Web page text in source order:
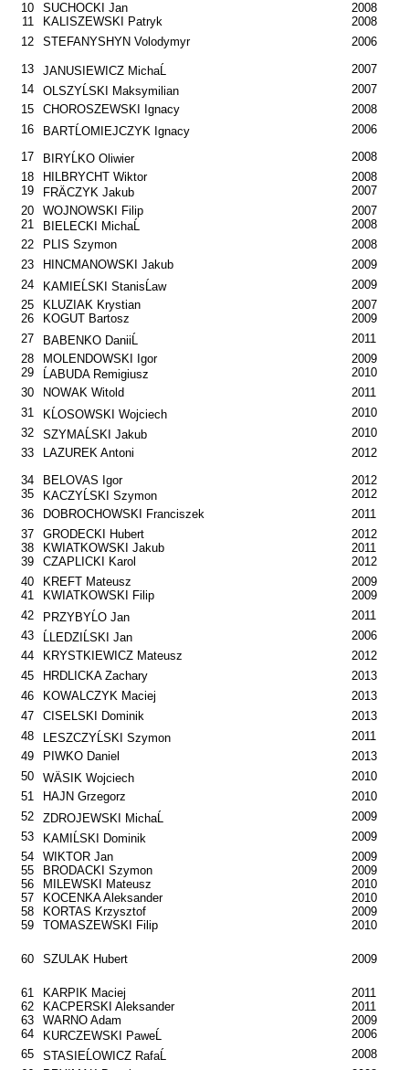
10
SUCHOCKI Jan
2008
11
KALISZEWSKI Patryk
2008
12
STEFANYSHYN Volodymyr
2006
13
JANUSIEWICZ MichaĹ
2007
14
OLSZYĹSKI Maksymilian
2007
15
CHOROSZEWSKI Ignacy
2008
16
BARTĹOMIEJCZYK Ignacy
2006
17
BIRYĹKO Oliwier
2008
18
HILBRYCHT Wiktor
2008
19
FRÄCZYK Jakub
2007
20
WOJNOWSKI Filip
2007
21
BIELECKI MichaĹ
2008
22
PLIS Szymon
2008
23
HINCMANOWSKI Jakub
2009
24
KAMIEĹSKI StanisĹaw
2009
25
KLUZIAK Krystian
2007
26
KOGUT Bartosz
2009
27
BABENKO DaniiĹ
2011
28
MOLENDOWSKI Igor
2009
29
ĹABUDA Remigiusz
2010
30
NOWAK Witold
2011
31
KĹOSOWSKI Wojciech
2010
32
SZYMAĹSKI Jakub
2010
33
LAZUREK Antoni
2012
34
BELOVAS Igor
2012
35
KACZYĹSKI Szymon
2012
36
DOBROCHOWSKI Franciszek
2011
37
GRODECKI Hubert
2012
38
KWIATKOWSKI Jakub
2011
39
CZAPLICKI Karol
2012
40
KREFT Mateusz
2009
41
KWIATKOWSKI Filip
2009
42
PRZYBYĹO Jan
2011
43
ĹLEDZIĹSKI Jan
2006
44
KRYSTKIEWICZ Mateusz
2012
45
HRDLICKA Zachary
2013
46
KOWALCZYK Maciej
2013
47
CISELSKI Dominik
2013
48
LESZCZYĹSKI Szymon
2011
49
PIWKO Daniel
2013
50
WÄSIK Wojciech
2010
51
HAJN Grzegorz
2010
52
ZDROJEWSKI MichaĹ
2009
53
KAMIĹSKI Dominik
2009
54
WIKTOR Jan
2009
55
BRODACKI Szymon
2009
56
MILEWSKI Mateusz
2010
57
KOCENKA Aleksander
2010
58
KORTAS Krzysztof
2009
59
TOMASZEWSKI Filip 2010
60 SZULAK Hubert 2009
61 KARPIK Maciej
2011
62
KACPERSKI Aleksander
2011
63
WARNO Adam
2009
64
KURCZEWSKI PaweĹ
2006
65
STASIEĹOWICZ RafaĹ
2008